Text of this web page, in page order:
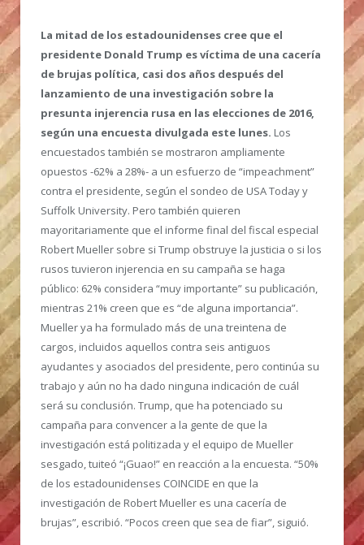
La mitad de los estadounidenses cree que el
presidente Donald Trump es víctima de una cacería
de brujas política, casi dos años después del
lanzamiento de una investigación sobre la
presunta injerencia rusa en las elecciones de 2016,
según una encuesta divulgada este lunes. Los
encuestados también se mostraron ampliamente
opuestos -62% a 28%- a un esfuerzo de “impeachment”
contra el presidente, según el sondeo de USA Today y
Suffolk University. Pero también quieren
mayoritariamente que el informe final del fiscal especial
Robert Mueller sobre si Trump obstruye la justicia o si los
rusos tuvieron injerencia en su campaña se haga
público: 62% considera “muy importante” su publicación,
mientras 21% creen que es “de alguna importancia”.
Mueller ya ha formulado más de una treintena de
cargos, incluidos aquellos contra seis antiguos
ayudantes y asociados del presidente, pero continúa su
trabajo y aún no ha dado ninguna indicación de cuál
será su conclusión. Trump, que ha potenciado su
campaña para convencer a la gente de que la
investigación está politizada y el equipo de Mueller
sesgado, tuiteó “¡Guao!” en reacción a la encuesta. “50%
de los estadounidenses COINCIDE en que la
investigación de Robert Mueller es una cacería de
brujas”, escribió. “Pocos creen que sea de fiar”, siguió.